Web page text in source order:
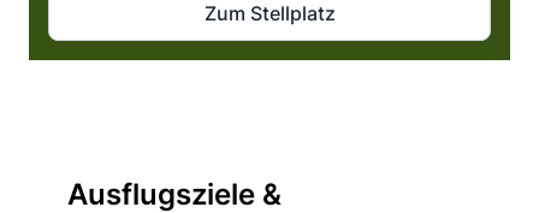
Zum Stellplatz
Ausflugsziele &